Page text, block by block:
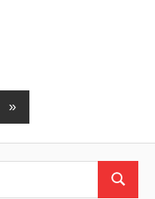
Next
»
Search